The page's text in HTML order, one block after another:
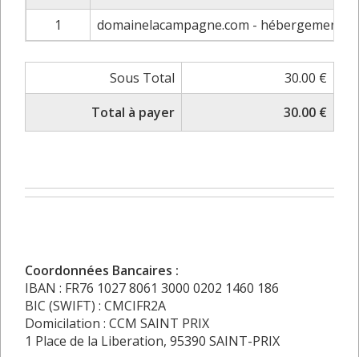
1
domainelacampagne.com - hébergement
Sous Total
30.00 €
Total à payer
30.00 €
Coordonnées Bancaires :
IBAN : FR76 1027 8061 3000 0202 1460 186
BIC (SWIFT) : CMCIFR2A
Domicilation : CCM SAINT PRIX
1 Place de la Liberation, 95390 SAINT-PRIX